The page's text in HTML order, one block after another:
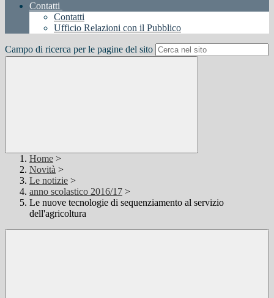
Contatti
Contatti
Ufficio Relazioni con il Pubblico
Campo di ricerca per le pagine del sito
Home >
Novità >
Le notizie >
anno scolastico 2016/17 >
Le nuove tecnologie di sequenziamento al servizio
dell'agricoltura